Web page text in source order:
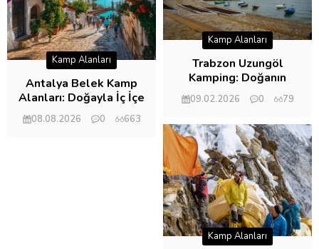
Kamp Alanları
Antalya Belek Kamp
Alanları: Doğayla İç İçe
En İyi Çadır ve Karavan
Rotaları
08.08.2026 0 663
Kamp Alanları
Trabzon Uzungöl
Kamping: Doğanın
Kalbinde Bir Macera
09.02.2026 0 79
Kamp Alanları